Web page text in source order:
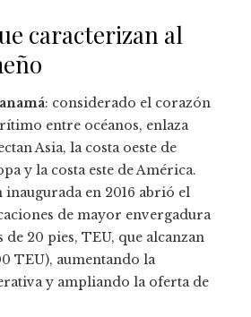
caracterizan al
: considerado el corazón
entre océanos, enlaza
Asia, la costa oeste de
y la costa este de América.
en 2016 abrió el
de mayor envergadura
de 20 pies, TEU, que alcanzan
TEU), aumentando la
y ampliando la oferta de